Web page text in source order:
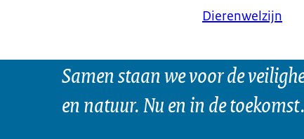
Dierenwelzijn
Samen staan we voor de
en natuur. Nu en in de toekomst.